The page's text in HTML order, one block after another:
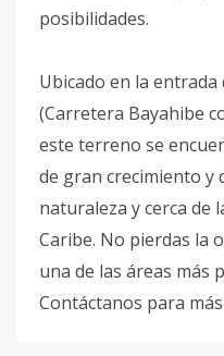
posibilidades.
Ubicado en la
(Carretera Bayahibe
este terreno se
de gran crecimiento y
naturaleza y cerca de
Caribe. No pierdas la
una de las áreas más
Contáctanos para